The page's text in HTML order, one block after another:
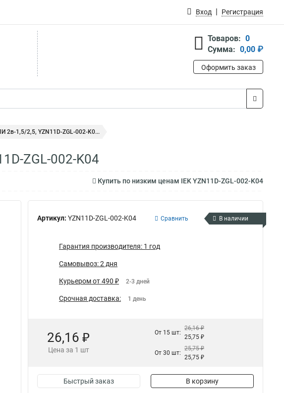
Вход Регистрация
Товаров: 0
Сумма: 0,00 ₽
Оформить заказ
2в-1,5/2,5, YZN11D-ZGL-002-K0...
ZGL-002-K04
Купить по низким ценам IEK YZN11D-ZGL-002-K04
Артикул: YZN11D-ZGL-002-K04 Сравнить В наличии
Гарантия производителя: 1 год
Самовывоз: 2 дня
Курьером от 490 ₽ 2-3 дней
Срочная доставка: 1 день
26,16 ₽
Цена за 1 шт
От 15 шт:
26,16 ₽
25,75 ₽
От 30 шт:
25,75 ₽
25,75 ₽
Быстрый заказ В корзину